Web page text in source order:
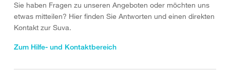
Sie haben Fragen zu unseren Angeboten oder möchten uns
etwas mitteilen? Hier finden Sie Antworten und einen direkten
Kontakt zur Suva.
Zum Hilfe- und Kontaktbereich